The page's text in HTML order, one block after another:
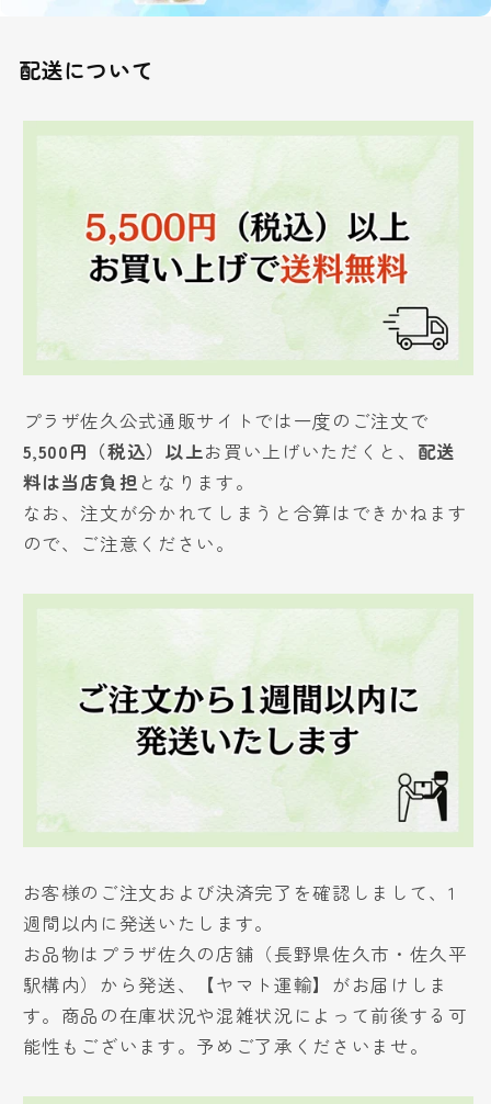
配送について
プラザ佐久公式通販サイトでは一度のご注文で
5,500円（税込）以上お買い上げいただくと、 配送
料は当店負担 となります。
なお、注文が分かれてしまうと合算はできかねます
ので、ご注意ください。
お客様のご注文および決済完了を確認しまして、1
週間以内に発送いたします。
お品物はプラザ佐久の店舗（長野県佐久市・佐久平
駅構内）から発送、【ヤマト運輸】がお届けしま
す。商品の在庫状況や混雑状況によって前後する可
能性もございます。予めご了承くださいませ。